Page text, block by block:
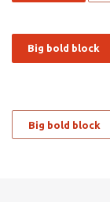
Big bold block
Big bold block